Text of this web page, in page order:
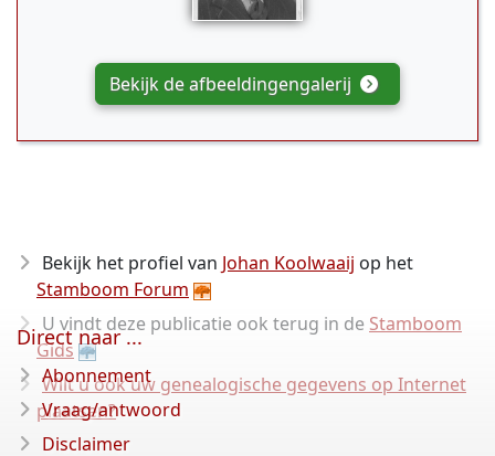
Bekijk de afbeeldingengalerij
Bekijk het profiel van Johan Koolwaaij op het
Stamboom Forum
U vindt deze publicatie ook terug in de Stamboom
Gids
Wilt u ook uw genealogische gegevens op Internet
plaatsen?
Direct naar ...
Abonnement
Vraag/antwoord
Disclaimer